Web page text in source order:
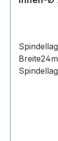
Breite24mm Weitere Produkte im